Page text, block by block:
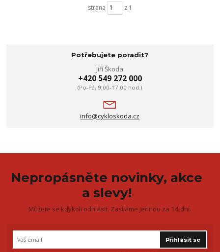
strana z 1
Potřebujete poradit?
Jiří Škoda
+420 549 272 000
(Po-Pá, 9:00-17:00 hod.)
info@cykloskoda.cz
Nepropásněte novinky, akce
a slevy!
Můžete se kdykoli odhlásit. Zasíláme jednou za 14 dní.
Přihlásit se